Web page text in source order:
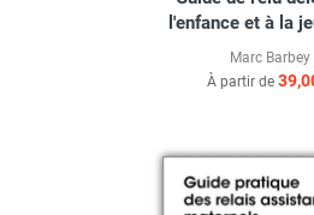
l'enfance et à la
Marc Barbey
À partir de